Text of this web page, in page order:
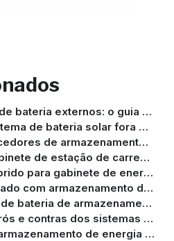
MPPT para gabinetes de bateria externos: o guia completo para armazenamento eficiente de energia solar
Como construir um sistema de bateria solar fora da rede usando um gabinete externo (guia completo 2026)
Os 10 principais fornecedores de armazenamento de energia industrial e comercial na China
Fabricante OEM de gabinete de estação de carregamento de EV | Soluções de gabinete de carregamento personalizado
Sistema de energia híbrido para gabinete de energia externo: energia confiável para locais críticos
Explore o ar condicionado com armazenamento de energia de 20 kW – dentro da linha de produção
Soluções de gabinete de bateria de armazenamento de energia para aplicações comerciais e industriais
Compreendendo os prós e contras dos sistemas de armazenamento de energia em bateria
O guia definitivo para armazenamento de energia solar